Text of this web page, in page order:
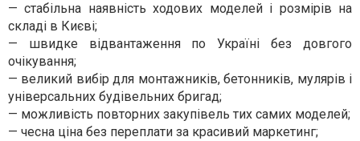
— стабільна наявність ходових моделей і розмірів на
складі в Києві;
— швидке відвантаження по Україні без довгого
очікування;
— великий вибір для монтажників, бетонників, мулярів і
універсальних будівельних бригад;
— можливість повторних закупівель тих самих моделей;
— чесна ціна без переплати за красивий маркетинг;